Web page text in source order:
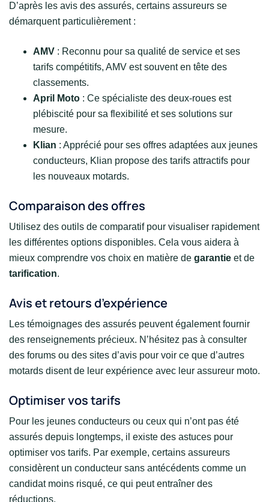
D’après les avis des assurés, certains assureurs se
démarquent particulièrement :
AMV : Reconnu pour sa qualité de service et ses
tarifs compétitifs, AMV est souvent en tête des
classements.
April Moto : Ce spécialiste des deux-roues est
plébiscité pour sa flexibilité et ses solutions sur
mesure.
Klian : Apprécié pour ses offres adaptées aux jeunes
conducteurs, Klian propose des tarifs attractifs pour
les nouveaux motards.
Comparaison des offres
Utilisez des outils de comparatif pour visualiser rapidement
les différentes options disponibles. Cela vous aidera à
mieux comprendre vos choix en matière de garantie et de
tarification.
Avis et retours d’expérience
Les témoignages des assurés peuvent également fournir
des renseignements précieux. N’hésitez pas à consulter
des forums ou des sites d’avis pour voir ce que d’autres
motards disent de leur expérience avec leur assureur moto.
Optimiser vos tarifs
Pour les jeunes conducteurs ou ceux qui n’ont pas été
assurés depuis longtemps, il existe des astuces pour
optimiser vos tarifs. Par exemple, certains assureurs
considèrent un conducteur sans antécédents comme un
candidat moins risqué, ce qui peut entraîner des
réductions.